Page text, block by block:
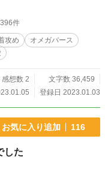
長・細マッチョ（陥没乳首
色事に慣れない陥没乳首Ω
拗な乳首フェラで籠絡させ
戦。全3話＋番外2話
件
攻め
オメガバース
感想数 2
文字数 36,459
登録日 2023.01.03
お気に入り追加 116
した